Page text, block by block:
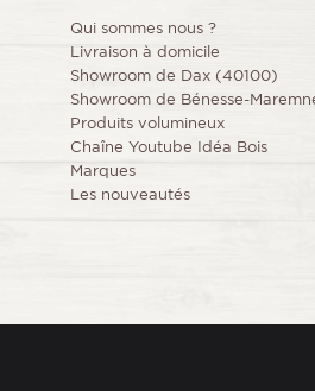
Qui sommes nous ?
Livraison à domicile
Showroom de Dax (40100)
Showroom de Bénesse-
Produits volumineux
Chaîne Youtube Idéa Bois
Marques
Les nouveautés